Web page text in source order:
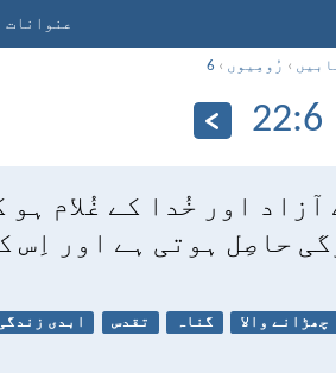
عنوانات
› رُومِیوں ›
6
آزاد اور خُدا کے غُلام
حاصِل ہوتی ہے اور اِس
چھڑانے والا گناہ تقدس ابدی